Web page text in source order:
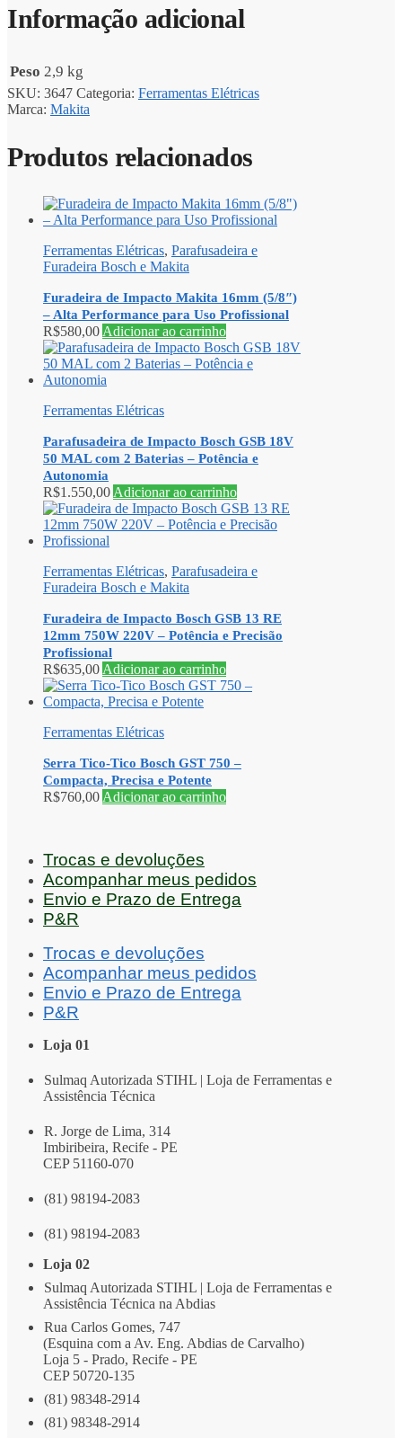
Informação adicional
Peso 2,9 kg
SKU: 3647 Categoria: Ferramentas Elétricas
Marca: Makita
Produtos relacionados
Ferramentas Elétricas, Parafusadeira e
Furadeira Bosch e Makita
Furadeira de Impacto Makita 16mm (5/8″)
– Alta Performance para Uso Profissional
R$580,00 Adicionar ao carrinho
Ferramentas Elétricas
Parafusadeira de Impacto Bosch GSB 18V
50 MAL com 2 Baterias – Potência e
Autonomia
R$1.550,00 Adicionar ao carrinho
Ferramentas Elétricas, Parafusadeira e
Furadeira Bosch e Makita
Furadeira de Impacto Bosch GSB 13 RE
12mm 750W 220V – Potência e Precisão
Profissional
R$635,00 Adicionar ao carrinho
Ferramentas Elétricas
Serra Tico-Tico Bosch GST 750 –
Compacta, Precisa e Potente
R$760,00 Adicionar ao carrinho
Trocas e devoluções
Acompanhar meus pedidos
Envio e Prazo de Entrega
P&R
Trocas e devoluções
Acompanhar meus pedidos
Envio e Prazo de Entrega
P&R
Loja 01
Sulmaq Autorizada STIHL | Loja de Ferramentas e
Assistência Técnica
R. Jorge de Lima, 314
Imbiribeira, Recife - PE
CEP 51160-070
(81) 98194-2083
(81) 98194-2083
Loja 02
Sulmaq Autorizada STIHL | Loja de Ferramentas e
Assistência Técnica na Abdias
Rua Carlos Gomes, 747
(Esquina com a Av. Eng. Abdias de Carvalho)
Loja 5 - Prado, Recife - PE
CEP 50720-135
(81) 98348-2914
(81) 98348-2914